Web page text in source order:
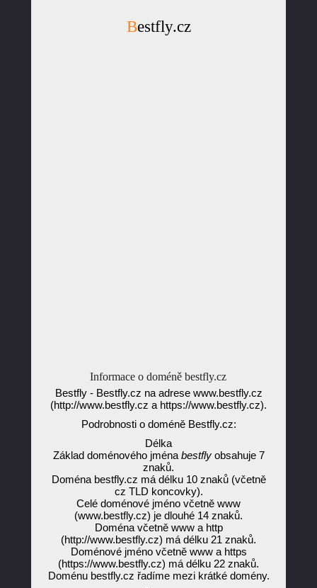
Bestfly.cz
Informace o doméně bestfly.cz
Bestfly - Bestfly.cz na adrese www.bestfly.cz
(http://www.bestfly.cz a https://www.bestfly.cz).
Podrobnosti o doméně Bestfly.cz:
Délka
Základ doménového jména bestflyobsahuje 7
znaků.
Doména bestfly.cz má délku 10 znaků (včetně
cz TLD koncovky).
Celé doménové jméno včetně www
(www.bestfly.cz) je dlouhé 14 znaků.
Doména včetně www a http
(http://www.bestfly.cz) má délku 21 znaků.
Doménové jméno včetně www a https
(https://www.bestfly.cz) má délku 22 znaků.
Doménu bestfly.cz řadíme mezi krátké domény.